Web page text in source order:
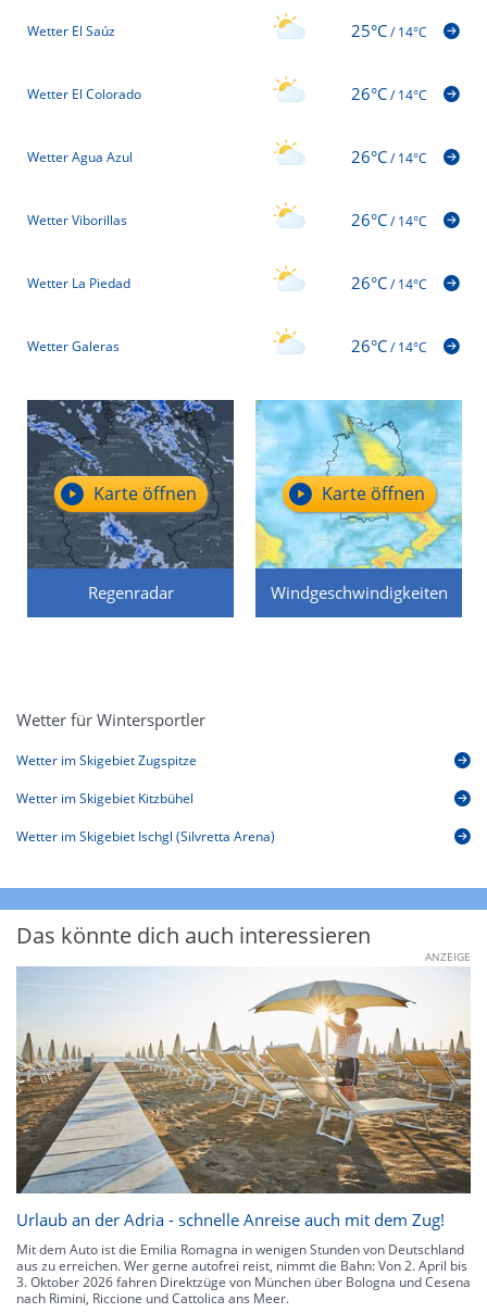
Wetter El Saúz 25°C/14°C
Wetter El Colorado 26°C/14°C
Wetter Agua Azul 26°C/14°C
Wetter Viborillas 26°C/14°C
Wetter La Piedad 26°C/14°C
Wetter Galeras 26°C/14°C
Regenradar
Karte öffnen
Windgeschwindigkeiten
Karte öffnen
Wetter für Wintersportler
Wetter im Skigebiet Zugspitze
Wetter im Skigebiet Kitzbühel
Wetter im Skigebiet Ischgl (Silvretta Arena)
Das könnte dich auch interessieren
ANZEIGE
Urlaub an der Adria - schnelle Anreise auch mit dem Zug!
Mit dem Auto ist die Emilia Romagna in wenigen Stunden von Deutschland
aus zu erreichen. Wer gerne autofrei reist, nimmt die Bahn: Von 2. April bis
3. Oktober 2026 fahren Direktzüge von München über Bologna und Cesena
nach Rimini, Riccione und Cattolica ans Meer.